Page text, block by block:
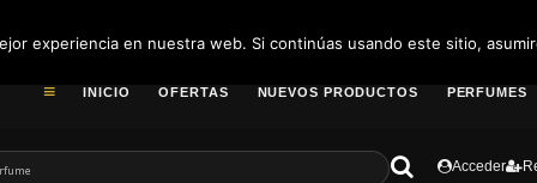
INICIO OFERTAS NUEVOS PRODUCTOS PERFUMES
Acceder
experiencia en nuestra web. Si continúas usando este sitio,